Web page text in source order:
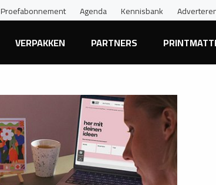
Proefabonnement Agenda Kennisbank
VERPAKKEN PARTNERS